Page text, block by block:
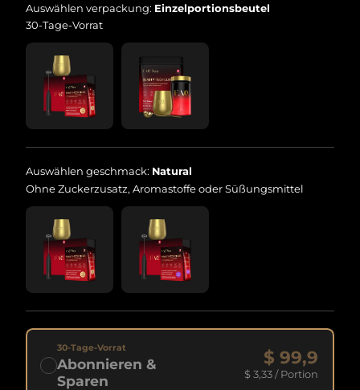
Auswählen verpackung: Einzelportionsbeutel
30-Tage-Vorrat
Auswählen geschmack: Natural
Ohne Zuckerzusatz, Aromastoffe oder Süßungsmittel
30-Tage-Vorrat
Abonnieren &
Sparen
$ 99,9
$ 3,33/ Portion